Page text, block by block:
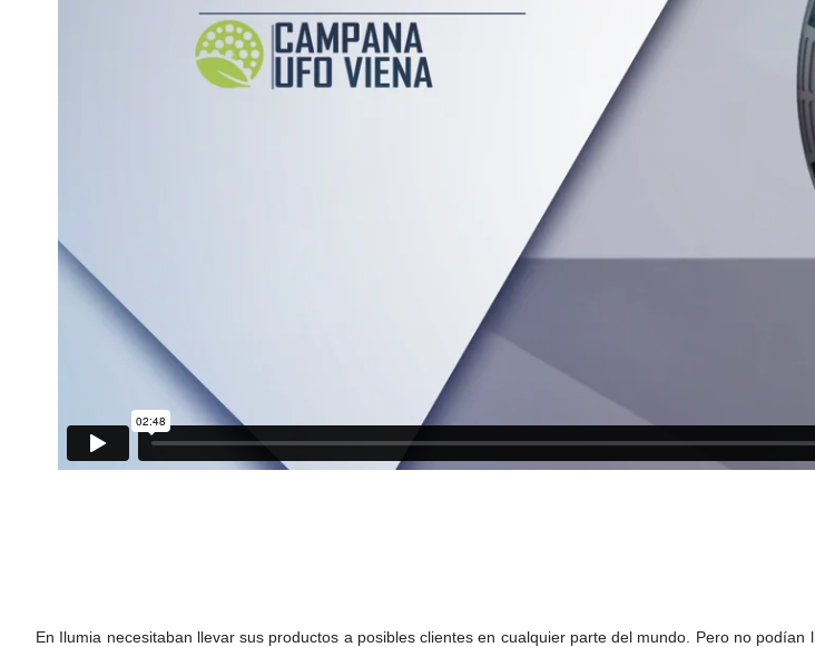
En Ilumia necesitaban llevar sus productos a posibles clientes en cualquier parte del mundo. Pero no